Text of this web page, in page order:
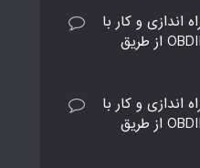
اندازی و کار با
دیاگ ELM327 خودرو OBDII از طریق
اندازی و کار با
دیاگ ELM327 خودرو OBDII از طریق